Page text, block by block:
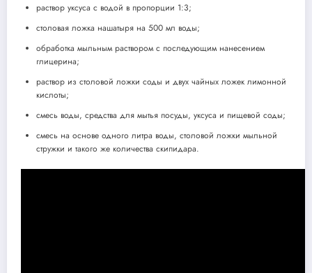
раствор уксуса с водой в пропорции 1:3;
столовая ложка нашатыря на 500 мл воды;
обработка мыльным раствором с последующим нанесением
глицерина;
раствор из столовой ложки соды и двух чайных ложек лимонной
кислоты;
смесь воды, средства для мытья посуды, уксуса и пищевой соды;
смесь на основе одного литра воды, столовой ложки мыльной
стружки и такого же количества скипидара.